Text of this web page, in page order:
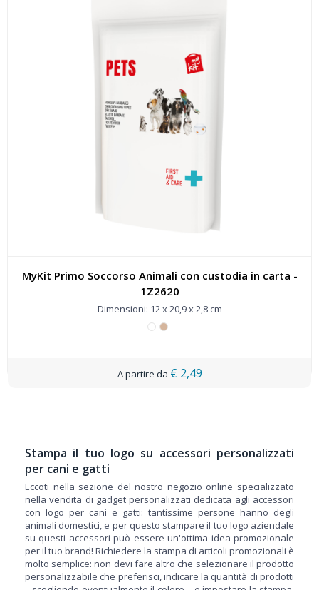
MyKit Primo Soccorso Animali con custodia in carta -
1Z2620
Dimensioni: 12 x 20,9 x 2,8 cm
€ 2,49
Stampa il tuo logo su accessori personalizzati
per cani e gatti
Eccoti nella sezione del nostro negozio online specializzato
nella vendita di gadget personalizzati dedicata agli accessori
con logo per cani e gatti: tantissime persone hanno degli
animali domestici, e per questo stampare il tuo logo aziendale
su questi accessori può essere un'ottima idea promozionale
per il tuo brand! Richiedere la stampa di articoli promozionali è
molto semplice: non devi fare altro che selezionare il prodotto
personalizzabile che preferisci, indicare la quantità di prodotti